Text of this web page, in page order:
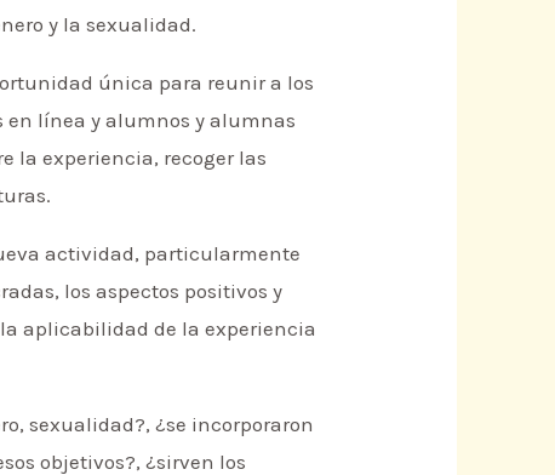
y la sexualidad.
única para reunir a los
en línea y alumnos y alumnas
la experiencia, recoger las
actividad, particularmente
los aspectos positivos y
aplicabilidad de la experiencia
sexualidad?, ¿se incorporaron
objetivos?, ¿sirven los